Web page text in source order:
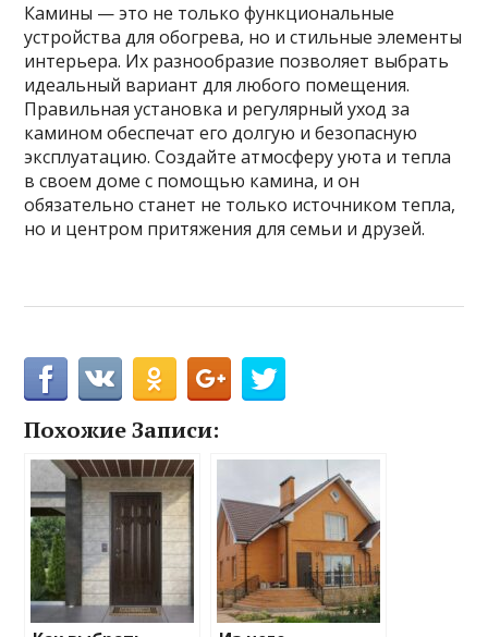
Камины — это не только функциональные
устройства для обогрева, но и стильные элементы
интерьера. Их разнообразие позволяет выбрать
идеальный вариант для любого помещения.
Правильная установка и регулярный уход за
камином обеспечат его долгую и безопасную
эксплуатацию. Создайте атмосферу уюта и тепла
в своем доме с помощью камина, и он
обязательно станет не только источником тепла,
но и центром притяжения для семьи и друзей.
Похожие Записи: